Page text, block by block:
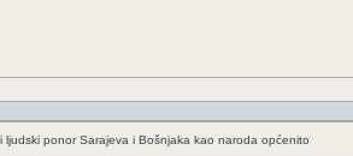
ljudski ponor Sarajeva i Bošnjaka kao naroda općenito